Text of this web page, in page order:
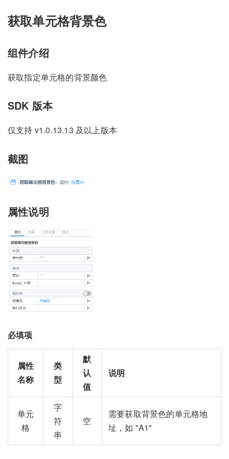
获取单元格背景色
组件介绍
获取指定单元格的背景颜色
SDK 版本
仅支持 v1.0.13.13 及以上版本
截图
属性说明
必填项
属性
名称
类
型
默
认
值
说明
单元
格
字
符
串
空
需要获取背景色的单元格地
址，如 "A1"